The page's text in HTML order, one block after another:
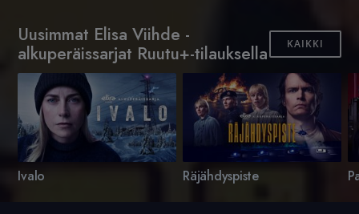
Uusimmat Elisa Viihde -
alkuperäissarjat Ruutu+-tilauksella
KAIKKI
Ivalo Räjähdyspiste